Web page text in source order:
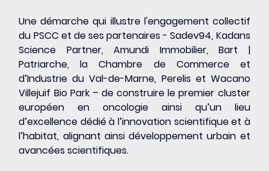
Une démarche qui illustre l'engagement collectif
du PSCC et de ses partenaires - Sadev94, Kadans
Science Partner, Amundi Immobilier, Bart |
Patriarche, la Chambre de Commerce et
d’Industrie du Val-de-Marne, Perelis et Wacano
Villejuif Bio Park – de construire le premier cluster
européen en oncologie ainsi qu’un lieu
d’excellence dédié à l’innovation scientifique et à
l’habitat, alignant ainsi développement urbain et
avancées scientifiques.